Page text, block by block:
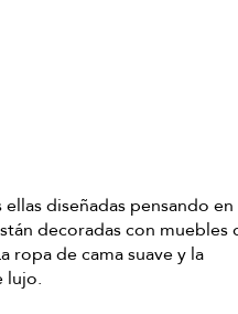
diseñadas pensando en
decoradas con muebles
ropa de cama suave y la
lujo.